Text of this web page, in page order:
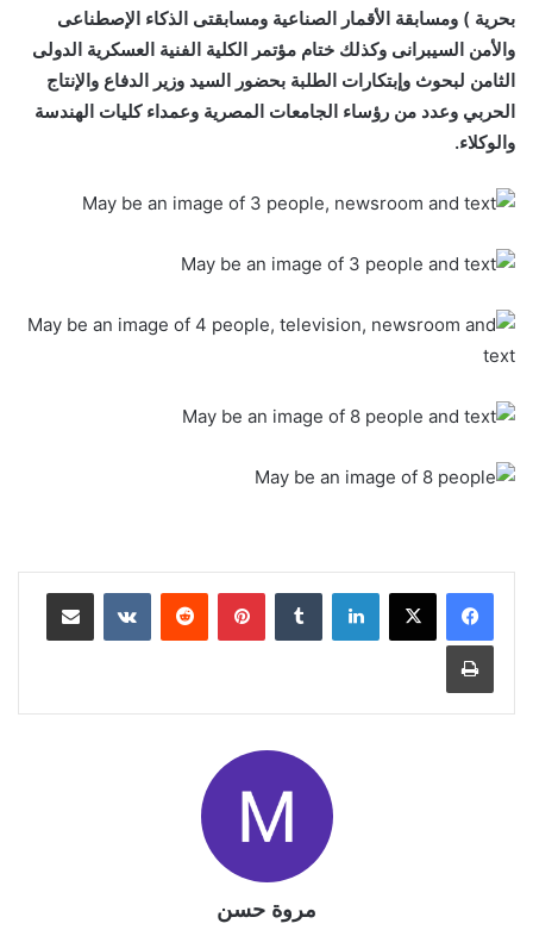
بحرية ) ومسابقة الأقمار الصناعية ومسابقتى الذكاء الإصطناعى
والأمن السيبرانى وكذلك ختام مؤتمر الكلية الفنية العسكرية الدولى
الثامن لبحوث وإبتكارات الطلبة بحضور السيد وزير الدفاع والإنتاج
الحربي وعدد من رؤساء الجامعات المصرية وعمداء كليات الهندسة
والوكلاء.
لينكدإن بينتيريست مشاركة عبر البريد
طباعة
مروة حسن